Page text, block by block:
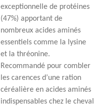
exceptionnelle de protéines
(47%) apportant de
nombreux acides aminés
essentiels comme la lysine
et la thréonine.
Recommandé pour combler
les carences d’une ration
céréalière en acides aminés
indispensables chez le cheval